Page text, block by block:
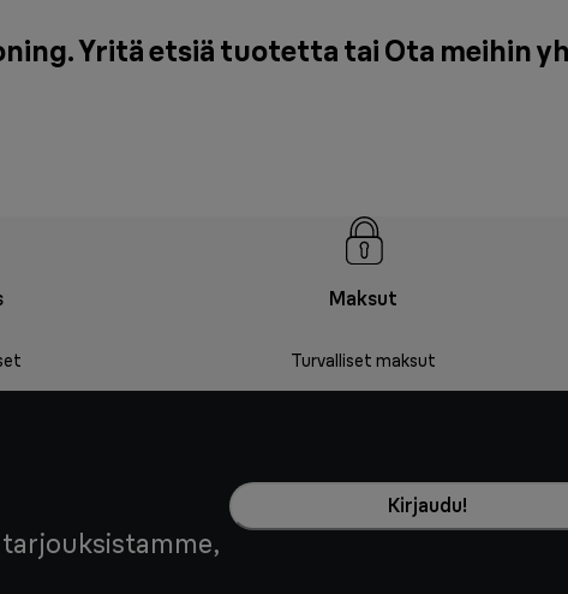
Yritä etsiä tuotetta tai Ota meihin
Maksut
Turvalliset maksut
Kirjaudu!